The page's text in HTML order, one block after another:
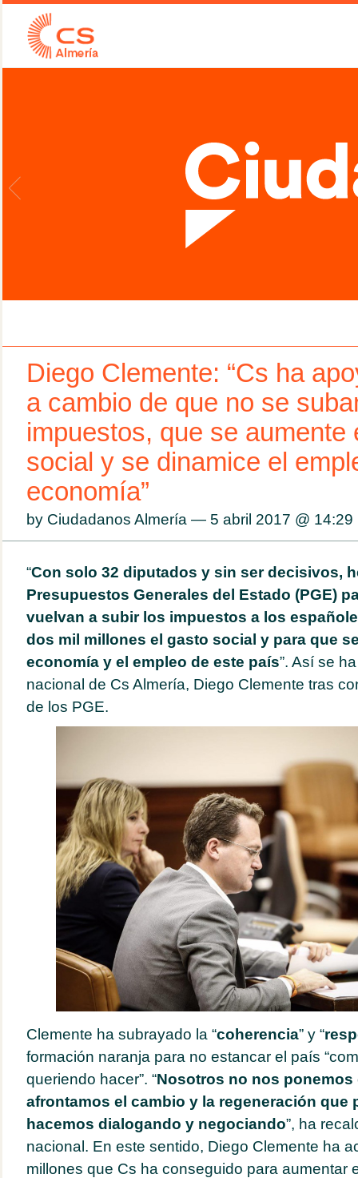
Diego Clemente: “Cs ha
a cambio de que no se
impuestos, que se aumente
social y se dinamice el
economía”
by Ciudadanos Almería — 5 abril 2017 @ 14:29
“Con solo 32 diputados y sin ser decisivos,
Presupuestos Generales del Estado (PGE)
vuelvan a subir los impuestos a los
dos mil millones el gasto social y para que
economía y el empleo de este país”. Así se
nacional de Cs Almería, Diego Clemente tras
de los PGE.
Clemente ha subrayado la “coherencia” y “
formación naranja para no estancar el país
queriendo hacer”. “Nosotros no nos ponemos
afrontamos el cambio y la regeneración que
hacemos dialogando y negociando”, ha
nacional. En este sentido, Diego Clemente ha
millones que Cs ha conseguido para aumentar